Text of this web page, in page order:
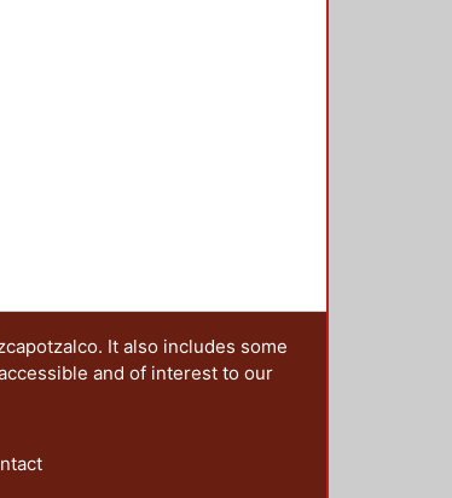
It also includes some
and of interest to our